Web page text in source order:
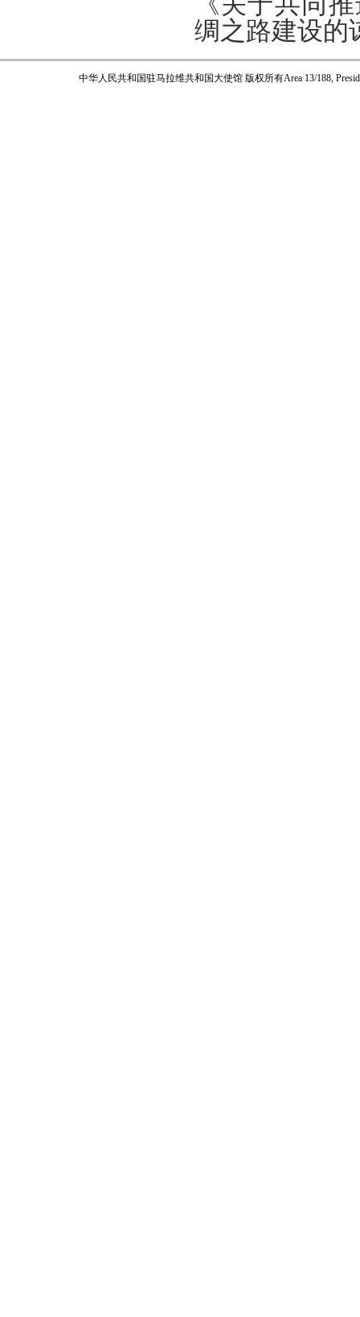
绸之路建设的
中华人民共和国驻马拉维共和国大使馆 版权所有Area 13/188,